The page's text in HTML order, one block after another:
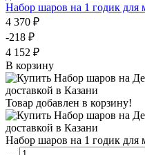
Набор шаров на 1 годик для
4 370 ₽
-218 ₽
4 152 ₽
В корзину
Товар добавлен в корзину!
Набор шаров на 1 годик для